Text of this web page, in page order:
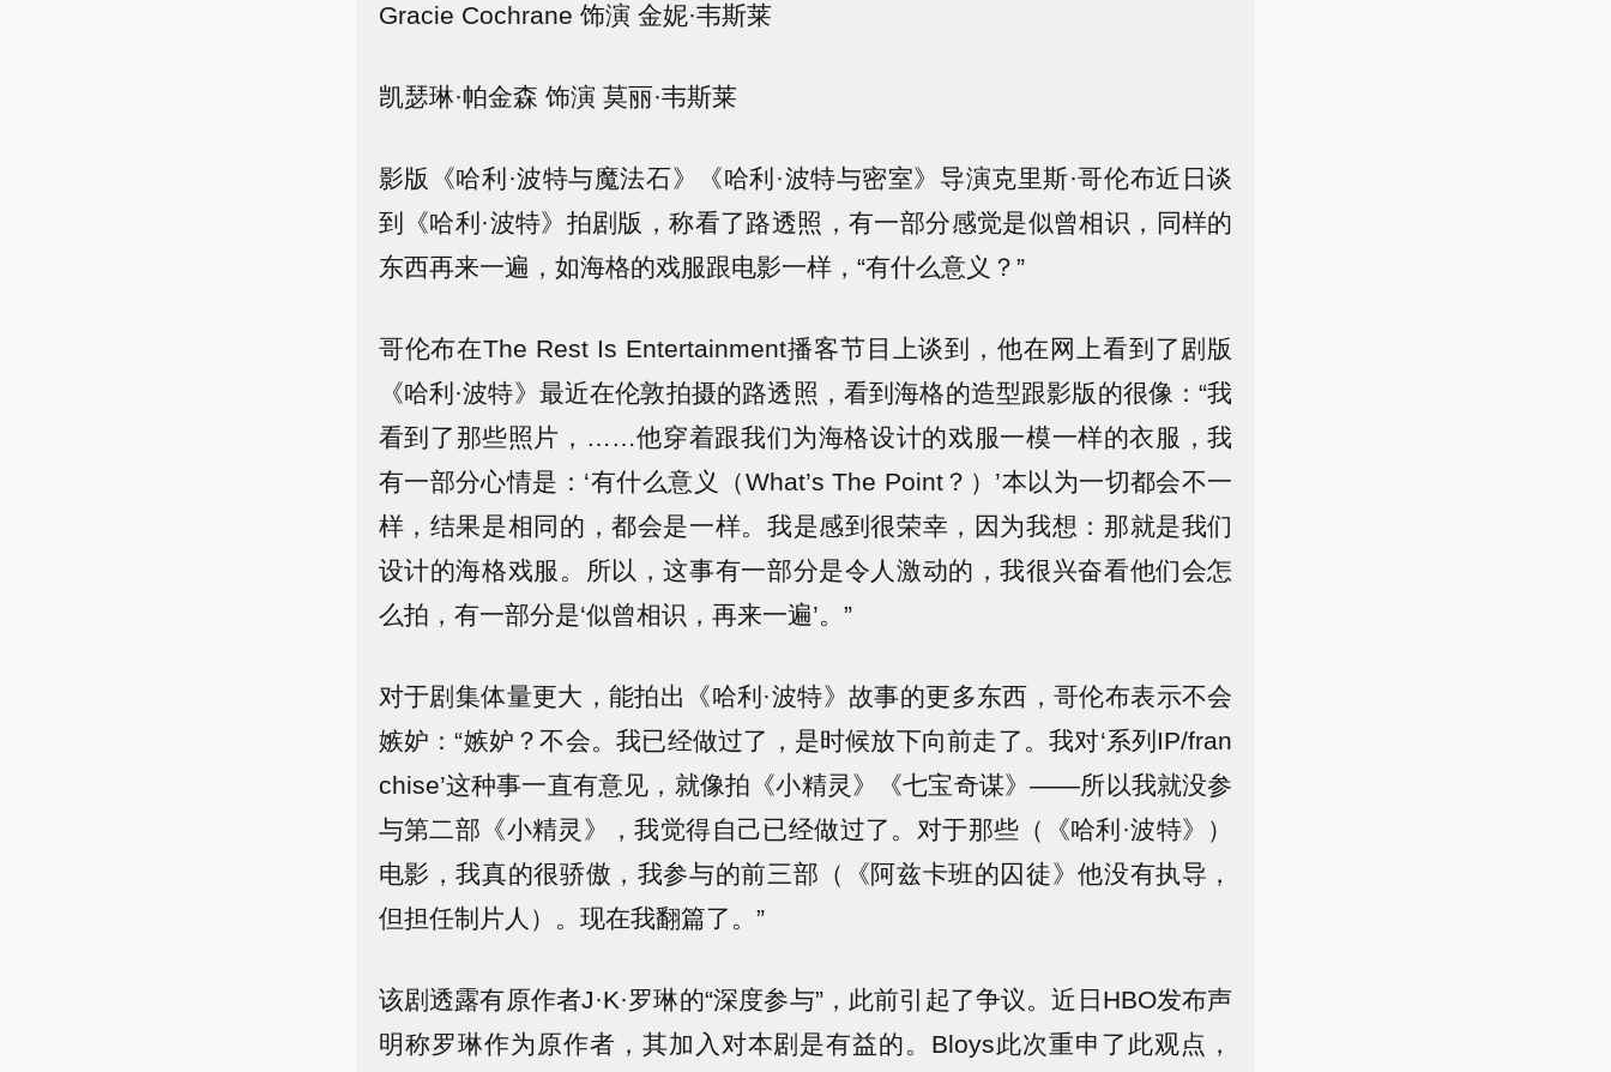
Gracie Cochrane 饰演 金妮·韦斯莱
凯瑟琳·帕金森 饰演 莫丽·韦斯莱
影版《哈利·波特与魔法石》《哈利·波特与密室》导演克里斯·哥伦布近日谈
到《哈利·波特》拍剧版，称看了路透照，有一部分感觉是似曾相识，同样的
东西再来一遍，如海格的戏服跟电影一样，“有什么意义？”
哥伦布在The Rest Is Entertainment播客节目上谈到，他在网上看到了剧版
《哈利·波特》最近在伦敦拍摄的路透照，看到海格的造型跟影版的很像：“我
看到了那些照片，……他穿着跟我们为海格设计的戏服一模一样的衣服，我
有一部分心情是：‘有什么意义（What’s The Point？）’本以为一切都会不一
样，结果是相同的，都会是一样。我是感到很荣幸，因为我想：那就是我们
设计的海格戏服。所以，这事有一部分是令人激动的，我很兴奋看他们会怎
么拍，有一部分是‘似曾相识，再来一遍’。”
对于剧集体量更大，能拍出《哈利·波特》故事的更多东西，哥伦布表示不会
嫉妒：“嫉妒？不会。我已经做过了，是时候放下向前走了。我对‘系列IP/fran
chise’这种事一直有意见，就像拍《小精灵》《七宝奇谋》——所以我就没参
与第二部《小精灵》，我觉得自己已经做过了。对于那些（《哈利·波特》）
电影，我真的很骄傲，我参与的前三部（《阿兹卡班的囚徒》他没有执导，
但担任制片人）。现在我翻篇了。”
该剧透露有原作者J·K·罗琳的“深度参与”，此前引起了争议。近日HBO发布声
明称罗琳作为原作者，其加入对本剧是有益的。Bloys此次重申了此观点，